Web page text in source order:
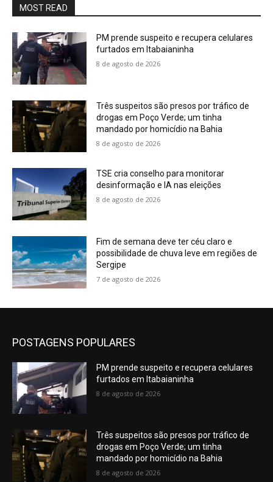
MOST READ
PM prende suspeito e recupera celulares
furtados em Itabaianinha
8 de agosto de 2026
Três suspeitos são presos por tráfico de
drogas em Poço Verde; um tinha
mandado por homicídio na Bahia
8 de agosto de 2026
TSE cria conselho para monitorar
desinformação e IA nas eleições
8 de agosto de 2026
Fim de semana deve ter céu claro e
possibilidade de chuva leve em regiões de
Sergipe
7 de agosto de 2026
POSTAGENS POPULARES
PM prende suspeito e recupera celulares
furtados em Itabaianinha
8 de agosto de 2026
Três suspeitos são presos por tráfico de
drogas em Poço Verde; um tinha
mandado por homicídio na Bahia
8 de agosto de 2026